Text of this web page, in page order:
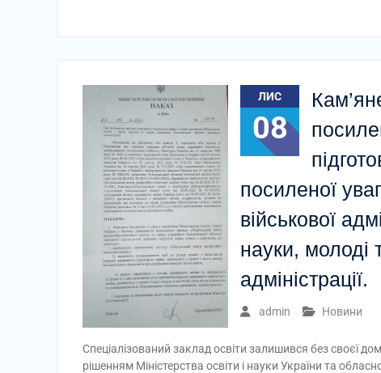
ЛИС
08
посиленої
військової
науки, молоді
адміністрації.
admin Новини
Спеціалізований заклад освіти залишився без своєї
рішенням Міністерства освіти і науки України та